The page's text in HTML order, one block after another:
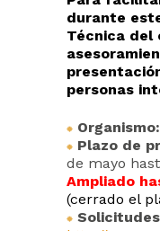
durante
Técnica del
personas
Organismo:
Plazo de
de mayo
Ampliado
(cerrado el